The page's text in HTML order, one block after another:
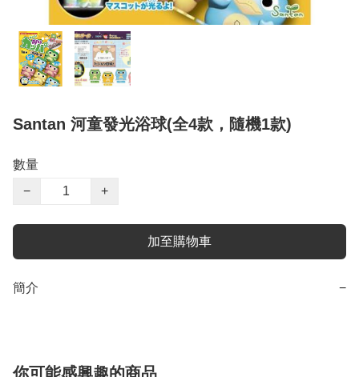
Santan 河童發光浴球(全4款，隨機1款)
數量
−
+
加至購物車
簡介 −
你可能感興趣的商品